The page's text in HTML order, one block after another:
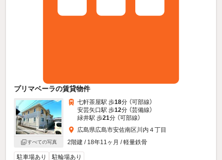
プリマベーラの賃貸物件
すべての写真
七軒茶屋駅 歩18分 （可部線）
安芸矢口駅 歩12分 （芸備線）
緑井駅 歩21分 （可部線）
広島県広島市安佐南区川内４丁目
2階建 / 18年11ヶ月 / 軽量鉄骨
駐車場あり 駐輪場あり